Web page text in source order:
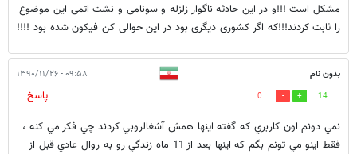
مشکل است !!!و در این حادثه ناگوار زلزله و سونامی و نشت اتمی این موضوع
را ثابت کردند!!!که اگر کشوری دیگری بود در این حوالی کن فیکون شده بود !!!!
بدون نام ۰۹:۵۸ - ۱۳۹۰/۱۱/۲۶
14
0
پاسخ
نمي دونم اون كاربري كه گفته اينها همش آشغالروبي كردند چي فكر مي كنه ،
فقط اينو مي تونم بگم كه اينها بعد از 11 ماه زندگي رو به روال عادي قبل از